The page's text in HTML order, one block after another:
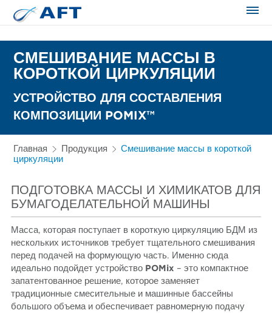
СМЕШИВАНИЕ МАССЫ В
КОРОТКОЙ ЦИРКУЛЯЦИИ
УСТРОЙСТВО ДЛЯ СОСТАВЛЕНИЯ
КОМПОЗИЦИИ POMIX™
Главная Продукция
Смешивание массы в короткой
циркуляции
ПОДГОТОВКА МАССЫ И ХИМИКАТОВ ДЛЯ
БУМАГОДЕЛАТЕЛЬНОЙ МАШИНЫ
Масса, которая поступает в короткую циркуляцию БДМ из
нескольких источников требует тщательного смешивания
перед подачей на формующую часть. Именно сюда
идеально подойдет устройство POMix – это компактное
запатентованное решение, которое заменяет
традиционные смесительные и машинные бассейны
большого объема и обеспечивает равномерную подачу